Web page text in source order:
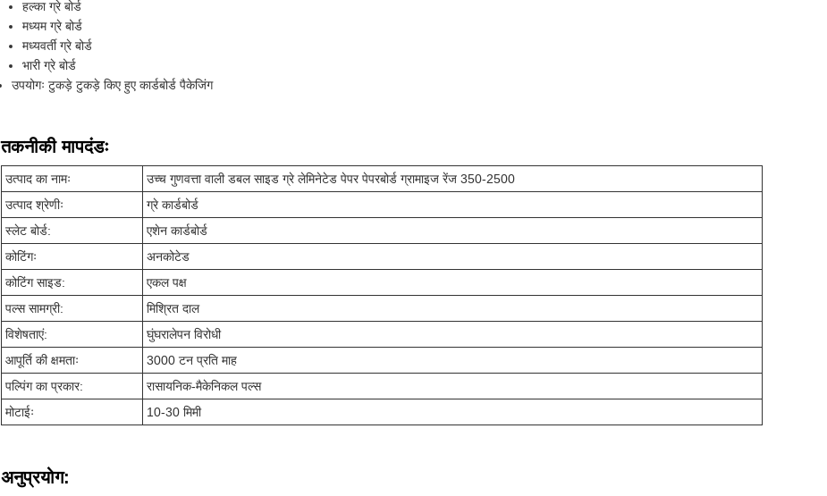
हल्का ग्रे बोर्ड
मध्यम ग्रे बोर्ड
मध्यवर्ती ग्रे बोर्ड
भारी ग्रे बोर्ड
उपयोगः टुकड़े टुकड़े किए हुए कार्डबोर्ड पैकेजिंग
तकनीकी मापदंडः
उत्पाद का नामः
उच्च गुणवत्ता वाली डबल साइड ग्रे लेमिनेटेड पेपर पेपरबोर्ड ग्रामाइज रेंज 350-2500
उत्पाद श्रेणीः
ग्रे कार्डबोर्ड
स्लेट बोर्ड:
एशेन कार्डबोर्ड
कोटिंगः
अनकोटेड
कोटिंग साइड:
एकल पक्ष
पल्स सामग्री:
मिश्रित दाल
विशेषताएं:
घुंघरालेपन विरोधी
आपूर्ति की क्षमताः
3000 टन प्रति माह
पल्पिंग का प्रकार:
रासायनिक-मैकेनिकल पल्स
मोटाईः
10-30 मिमी
अनुप्रयोग: